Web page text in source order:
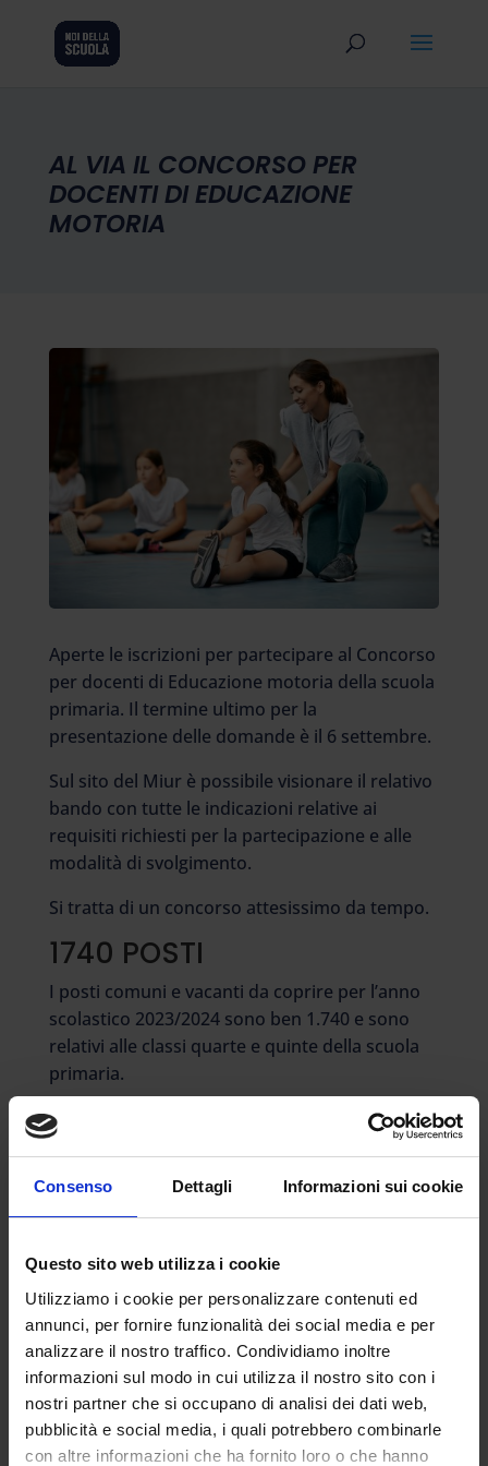
Consenso Dettagli Informazioni sui cookie
Questo sito web utilizza i cookie
Utilizziamo i cookie per personalizzare contenuti ed
annunci, per fornire funzionalità dei social media e per
analizzare il nostro traffico. Condividiamo inoltre
informazioni sul modo in cui utilizza il nostro sito con i
nostri partner che si occupano di analisi dei dati web,
pubblicità e social media, i quali potrebbero combinarle
con altre informazioni che ha fornito loro o che hanno
AL VIA IL CONCORSO PER
DOCENTI DI EDUCAZIONE
MOTORIA
Aperte le iscrizioni per partecipare al Concorso
per docenti di Educazione motoria della scuola
primaria. Il termine ultimo per la
presentazione delle domande è il 6 settembre.
Sul sito del Miur è possibile visionare il relativo
bando con tutte le indicazioni relative ai
requisiti richiesti per la partecipazione e alle
modalità di svolgimento.
Si tratta di un concorso attesissimo da tempo.
1740 POSTI
I posti comuni e vacanti da coprire per l’anno
scolastico 2023/2024 sono ben 1.740 e sono
relativi alle classi quarte e quinte della scuola
primaria.
I REQUISITI RICHIESTI
Questi i requisiti richiesti per essere ammessi
alla procedura:
LM-67 «Scienze e tecniche delle attività motorie
«Scienze e tecniche dello sport» oppure nella
classe LM-47 «Organizzazione e gestione dei
servizi per lo sport e le attività motorie».
Oppure titoli di studio equiparati alle predette
lauree magistrali ai sensi del decreto del
Ministro dell’istruzione, dell’università e della